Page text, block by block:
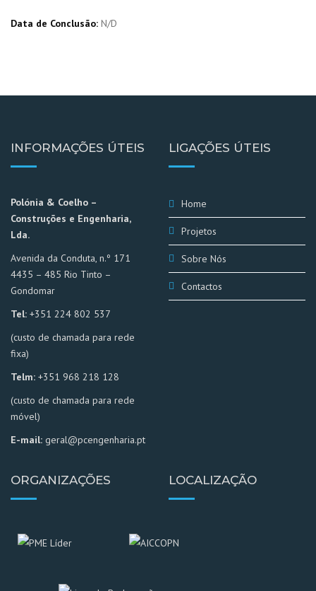
Data de Conclusão: N/D
INFORMAÇÕES ÚTEIS
Polónia & Coelho –
Construções e Engenharia,
Lda.
Avenida da Conduta, n.º 171
4435 – 485 Rio Tinto –
Gondomar
Tel: +351 224 802 537
(custo de chamada para rede
fixa)
Telm: +351 968 218 128
(custo de chamada para rede
móvel)
E-mail: geral@pcengenharia.pt
LIGAÇÕES ÚTEIS
Home
Projetos
Sobre Nós
Contactos
ORGANIZAÇÕES LOCALIZAÇÃO